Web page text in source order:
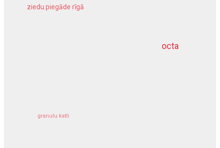
octa
ziedu piegāde rīgā
granulu katli
dziļurbums